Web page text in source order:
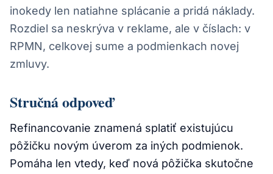
inokedy len natiahne splácanie a pridá náklady.
Rozdiel sa neskrýva v reklame, ale v číslach: v
RPMN, celkovej sume a podmienkach novej
zmluvy.
Stručná odpoveď
Refinancovanie znamená splatiť existujúcu
pôžičku novým úverom za iných podmienok.
Pomáha len vtedy, keď nová pôžička skutočne